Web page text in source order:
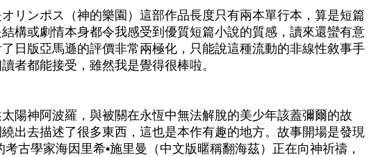
リンポス（神的樂園）這部作品長度只有兩本單行本，算是短篇
構或劇情本身都令我感受到優質短篇小說的質感，讀來還蠻有意
日版亞馬遜的評價非常兩極化，只能說這種流動的非線性敘事手
者都能接受，雖然我是覺得很棒啦。
陽神阿波羅，與被關在永恆中無法解脫的美少年該蓋彌爾的故
出去描述了很多東西，這也是本作有趣的地方。故事開場是發現
考古學家海因里希•施里曼（中文版暱稱翻海茲）正在向神祈禱，